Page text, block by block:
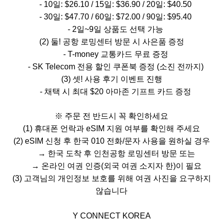
- 10일: $26.10 / 15일: $36.90 / 20일: $40.50
- 30일: $47.70 / 60일: $72.00 / 90일: $95.40
- 2일~9일 상품도 선택 가능
(2) 둘! 공항 로밍센터 방문 시 사은품 증정
- T-money 교통카드 무료 증정
- SK Telecom 전용 할인 쿠폰북 증정 (소진 전까지 )
(3) 셋! 사용 후기 이벤트 진행
- 채택 시 최대 $20 아마존 기프트 카드 증정
※ 주문 전 반드시 꼭 확인하세요
(1) 휴대폰 언락과 eSIM 지원 여부를 확인해 주세요
(2) eSIM 신청 후 한국 010 전화/문자 사용을 원하실 경우
→ 한국 도착 후 인천공항 로밍센터 방문 또는
→ 온라인 여권 인증(외국 여권 소지자 한)이 필요
(3) 고객님의 개인정보 보호를 위해 여권 사진을 요구하지
않습니다
Y CONNECT KOREA